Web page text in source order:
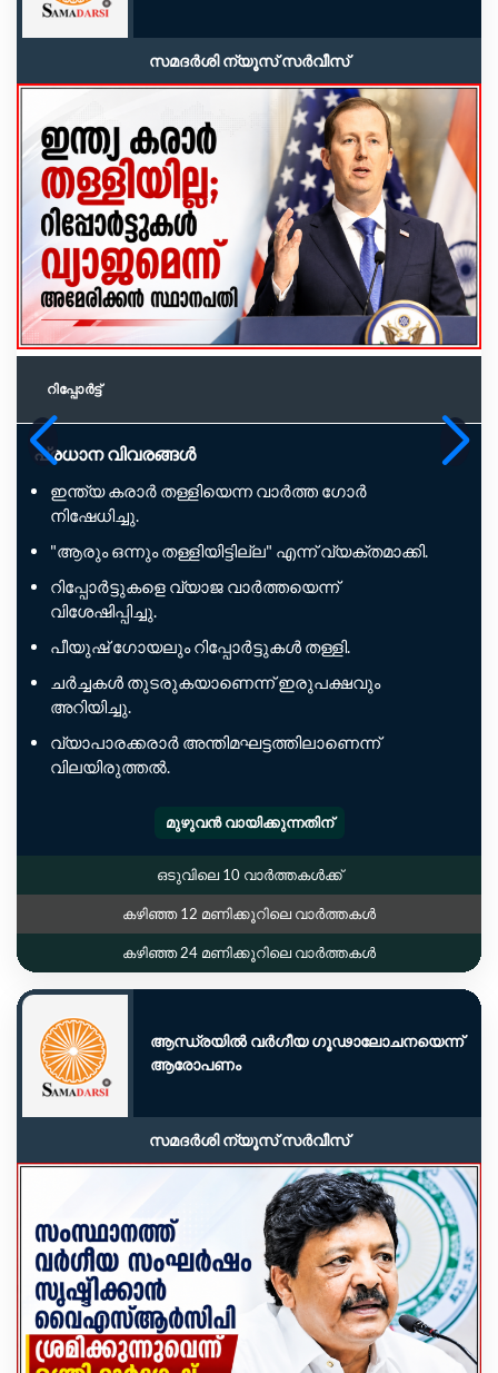
സമദർശി ന്യൂസ് സർവീസ്
റിപ്പോര്‍ട്ട്
പ്രധാന വിവരങ്ങൾ
ഇന്ത്യ കരാർ തള്ളിയെന്ന വാർത്ത ഗോർ
നിഷേധിച്ചു.
"ആരും ഒന്നും തള്ളിയിട്ടില്ല" എന്ന് വ്യക്തമാക്കി.
റിപ്പോർട്ടുകളെ വ്യാജ വാർത്തയെന്ന്
വിശേഷിപ്പിച്ചു.
പീയുഷ് ഗോയലും റിപ്പോർട്ടുകൾ തള്ളി.
ചർച്ചകൾ തുടരുകയാണെന്ന് ഇരുപക്ഷവും
അറിയിച്ചു.
വ്യാപാരക്കരാർ അന്തിമഘട്ടത്തിലാണെന്ന്
വിലയിരുത്തൽ.
മുഴുവൻ വായിക്കുന്നതിന്
ഒടുവിലെ 10 വാർത്തകൾക്ക്
കഴിഞ്ഞ 12 മണിക്കൂറിലെ വാർത്തകൾ
കഴിഞ്ഞ 24 മണിക്കൂറിലെ വാർത്തകൾ
ആന്ധ്രയിൽ വർഗീയ ഗൂഢാലോചനയെന്ന്
ആരോപണം
സമദർശി ന്യൂസ് സർവീസ്